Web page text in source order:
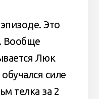
Это
Вообще
Люк
силе
телка за 2